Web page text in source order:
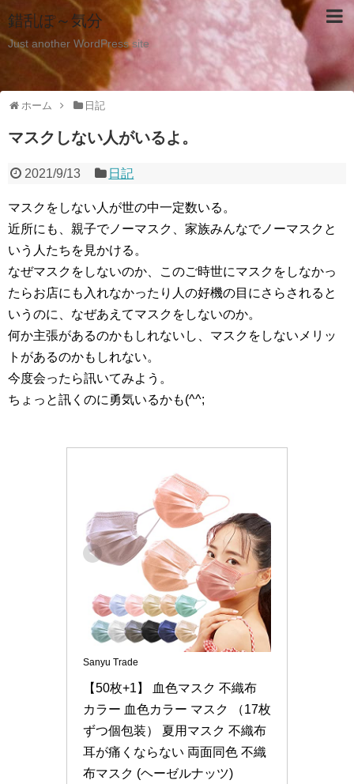
錯乱ぽ～気分
Just another WordPress site
ホーム 日記
マスクしない人がいるよ。
2021/9/13 日記
マスクをしない人が世の中一定数いる。
近所にも、親子でノーマスク、家族みんなでノーマスクと
いう人たちを見かける。
なぜマスクをしないのか、このご時世にマスクをしなかっ
たらお店にも入れなかったり人の好機の目にさらされると
いうのに、なぜあえてマスクをしないのか。
何か主張があるのかもしれないし、マスクをしないメリッ
トがあるのかもしれない。
今度会ったら訊いてみよう。
ちょっと訊くのに勇気いるかも(^^;
Sanyu Trade
【50枚+1】 血色マスク 不織布
カラー 血色カラー マスク （17枚
ずつ個包装） 夏用マスク 不織布
耳が痛くならない 両面同色 不織
布マスク (ヘーゼルナッツ)